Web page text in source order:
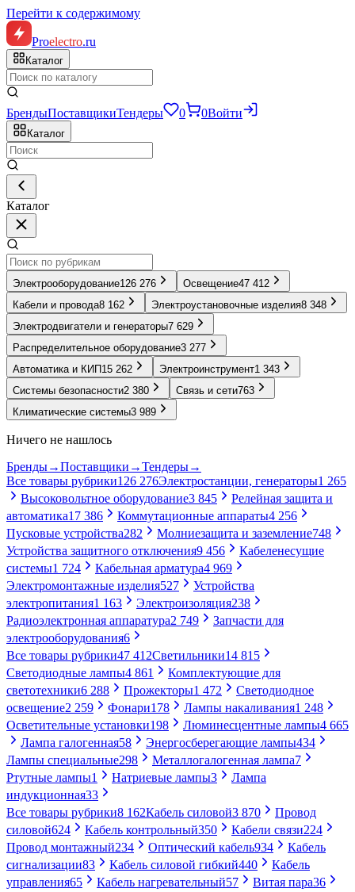
Перейти к содержимому
Proelectro.ru
Каталог
БрендыПоставщикиТендеры 0 0Войти
Каталог
Каталог
Электрооборудование126 276 Освещение47 412
Кабели и провода8 162 Электроустановочные изделия8 348
Электродвигатели и генераторы7 629
Распределительное оборудование3 277
Автоматика и КИП 15 262 Электроинструмент1 343
Системы безопасности2 380 Связь и сети763
Климатические системы3 989
Ничего не нашлось
Бренды→Поставщики →Тендеры→
Все товары рубрики126 276Электростанции, генераторы1 265
Высоковольтное оборудование3 845
Релейная защита и
автоматика17 386 Коммутационные аппараты4 256
Пусковые устройства282 Молниезащита и заземление748
Устройства защитного отключения9 456
Кабеленесущие
системы1 724 Кабельная арматура4 969
Электромонтажные изделия527
Устройства
электропитания1 163 Электроизоляция238
Радиоэлектронная аппаратура2 749
Запчасти для
электрооборудования6
Все товары рубрики47 412Светильники14 815
Светодиодные лампы4 861
Комплектующие для
светотехники6 288 Прожекторы1 472
Светодиодное
освещение2 259 Фонари178 Лампы накаливания1 248
Осветительные установки198 Люминесцентные лампы4 665
Лампа галогенная58 Энергосберегающие лампы434
Лампы специальные298 Металлогалогенная лампа7
Ртутные лампы1 Натриевые лампы3
Лампа
индукционная33
Все товары рубрики8 162Кабель силовой3 870
Провод
силовой624 Кабель контрольный350 Кабели связи224
Провод монтажный234 Оптический кабель934
Кабель
сигнализации83 Кабель силовой гибкий440
Кабель
управления65 Кабель нагревательный57 Витая пара36